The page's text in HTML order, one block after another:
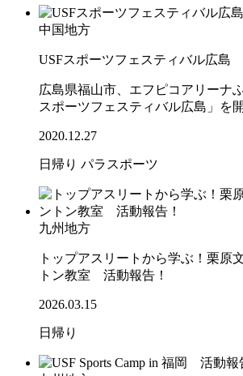
中国地方
USFスポーツフェスティバル広島
広島県福山市、エフピコアリーナ
スポーツフェスティバル広島」を
2020.12.27
日帰り パラスポーツ
九州地方
トップアスリートから学ぶ！栗原
トン教室 活動報告！
2026.03.15
日帰り